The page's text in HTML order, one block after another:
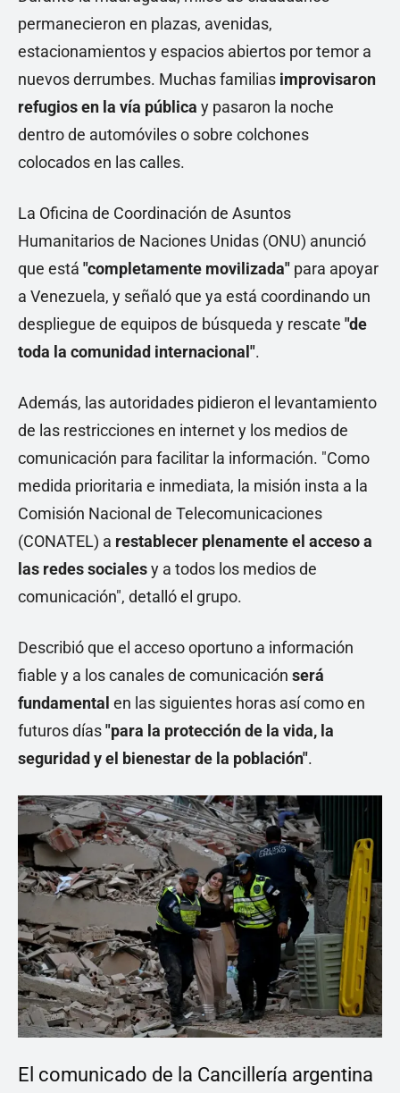
permanecieron en plazas, avenidas,
estacionamientos y espacios abiertos por temor a
nuevos derrumbes. Muchas familias improvisaron
refugios en la vía pública y pasaron la noche
dentro de automóviles o sobre colchones
colocados en las calles.
La Oficina de Coordinación de Asuntos
Humanitarios de Naciones Unidas (ONU) anunció
que está "completamente movilizada" para apoyar
a Venezuela, y señaló que ya está coordinando un
despliegue de equipos de búsqueda y rescate "de
toda la comunidad internacional".
Además, las autoridades pidieron el levantamiento
de las restricciones en internet y los medios de
comunicación para facilitar la información. "Como
medida prioritaria e inmediata, la misión insta a la
Comisión Nacional de Telecomunicaciones
(CONATEL) a restablecer plenamente el acceso a
las redes socialesy a todos los medios de
comunicación", detalló el grupo.
Describió que el acceso oportuno a información
fiable y a los canales de comunicación será
fundamental en las siguientes horas así como en
futuros días"para la protección de la vida, la
seguridad y el bienestar de la población".
El comunicado de la Cancillería argentina